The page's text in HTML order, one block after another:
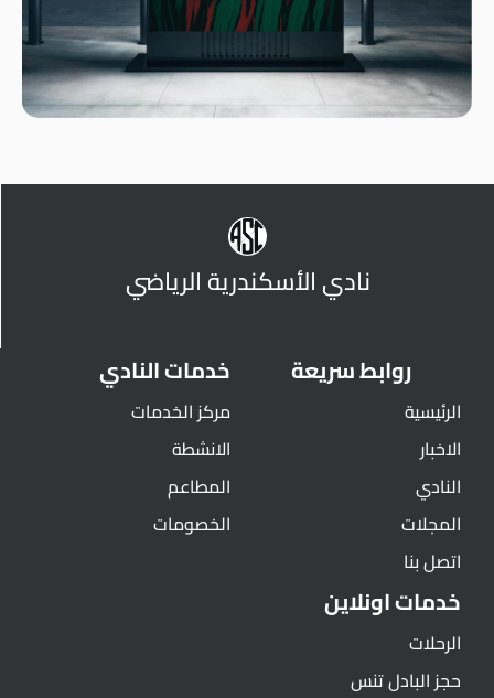
نادي الأسكندرية الرياضي
روابط سريعة
الرئيسية
الاخبار
النادي
المجلات
اتصل بنا
خدمات النادي
مركز الخدمات
الانشطة
المطاعم
الخصومات
خدمات اونلاين
الرحلات
حجز البادل تنس